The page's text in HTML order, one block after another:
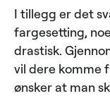
I tillegg er det
fargesetting,
drastisk.
vil dere komme
ønsker at man